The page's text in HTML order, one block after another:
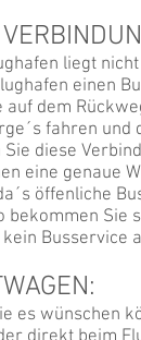
liegt
einen
auf dem
fahren
Sie diese
eine genaue
öffenliche
bekommen Sie
kein Busservice
es wünschen